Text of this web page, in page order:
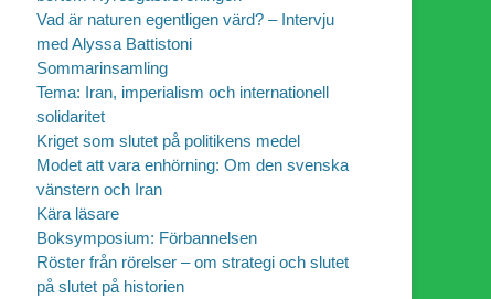
Vad är naturen egentligen värd? – Intervju
med Alyssa Battistoni
Sommarinsamling
Tema: Iran, imperialism och internationell
solidaritet
Kriget som slutet på politikens medel
Modet att vara enhörning: Om den svenska
vänstern och Iran
Kära läsare
Boksymposium: Förbannelsen
Röster från rörelser – om strategi och slutet
på slutet på historien